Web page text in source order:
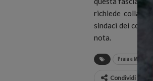
richiede
sindaci dei
nota.
Praia a Mare
Condividi